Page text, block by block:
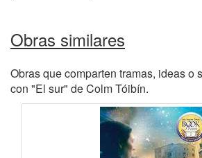
Obras similares
Obras que comparten tramas, ideas o
con "El sur" de Colm Tóibín.